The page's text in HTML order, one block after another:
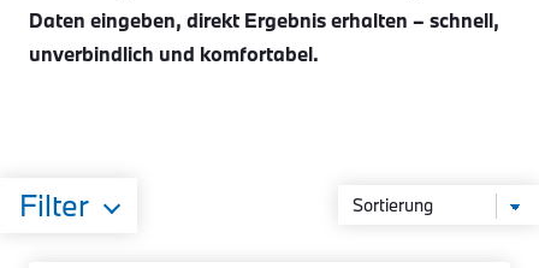
Daten eingeben, direkt Ergebnis erhalten – schnell,
unverbindlich und komfortabel.
Filter